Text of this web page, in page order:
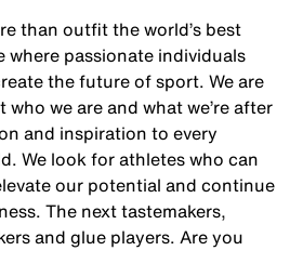
than outfit the world’s best
where passionate individuals
the future of sport. We are
we are and what we’re after
and inspiration to every
We look for athletes who can
our potential and continue
The next tastemakers,
and glue players. Are you